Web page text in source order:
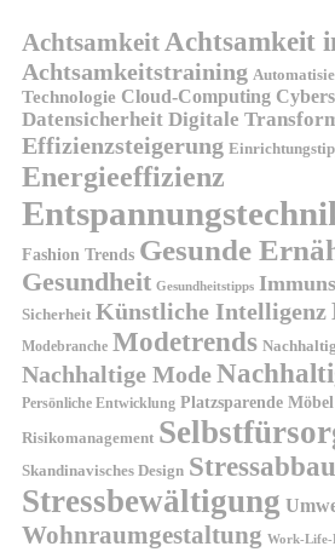
AchtsamkeitAchtsamkeit
Achtsamkeitstraining
Technologie Cloud-Computing
Datensicherheit Digitale
Effizienzsteigerung
Energieeffizienz
Fashion Trends Gesunde
Gesundheit Gesundheitstipps
Sicherheit Künstliche Intelligenz
Modebranche Modetrends
Nachhaltige Mode
Persönliche Entwicklung Platzsparende Möbel
Risikomanagement
Skandinavisches Design Stressabbau
Stressbewältigung
Wohnraumgestaltung Work-Life-